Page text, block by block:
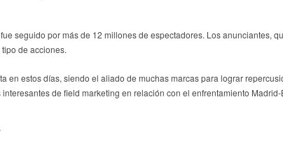
seguido por más de 12 millones de espectadores. Los anunciantes,
de acciones.
en estos días, siendo el aliado de muchas marcas para lograr
de field marketing en relación con el enfrentamiento Madrid-